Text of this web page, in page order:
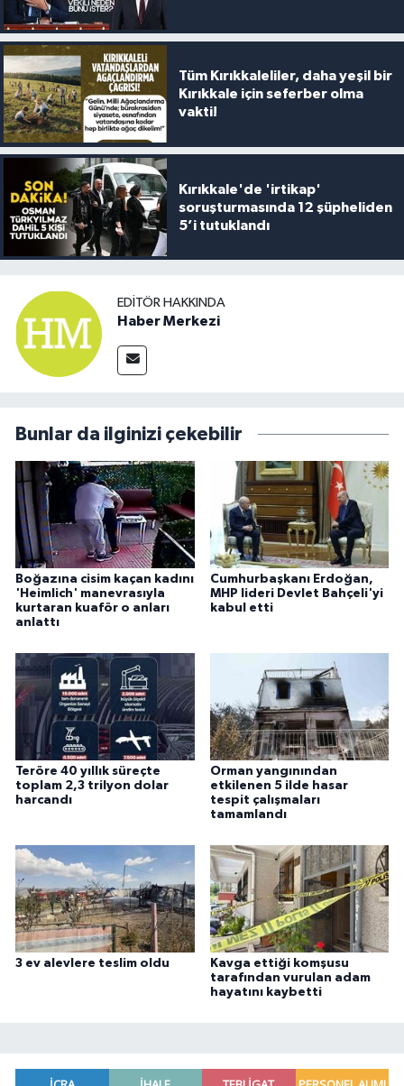
Tüm Kırıkkaleliler, daha yeşil bir
Kırıkkale için seferber olma
vakti!
Kırıkkale'de 'irtikap'
soruşturmasında 12 şüpheliden
5’i tutuklandı
EDITÖR HAKKINDA
Haber Merkezi
Bunlar da ilginizi çekebilir
Boğazına cisim kaçan kadını
'Heimlich' manevrasıyla
kurtaran kuaför o anları
anlattı
Cumhurbaşkanı Erdoğan,
MHP lideri Devlet Bahçeli'yi
kabul etti
Teröre 40 yıllık süreçte
toplam 2,3 trilyon dolar
harcandı
Orman yangınından
etkilenen 5 ilde hasar
tespit çalışmaları
tamamlandı
3 ev alevlere teslim oldu
Kavga ettiği komşusu
tarafından vurulan adam
hayatını kaybetti